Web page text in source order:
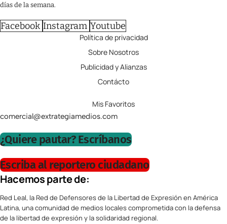
días de la semana.
Facebook Instagram Youtube
Política de privacidad
Sobre Nosotros
Publicidad y Alianzas
Contácto
Mis Favoritos
comercial@extrategiamedios.com
¿Quiere pautar? Escríbanos
Escriba al reportero ciudadano
Hacemos parte de:
Red Leal, la Red de Defensores de la Libertad de Expresión en América
Latina, una comunidad de medios locales comprometida con la defensa
de la libertad de expresión y la solidaridad regional.